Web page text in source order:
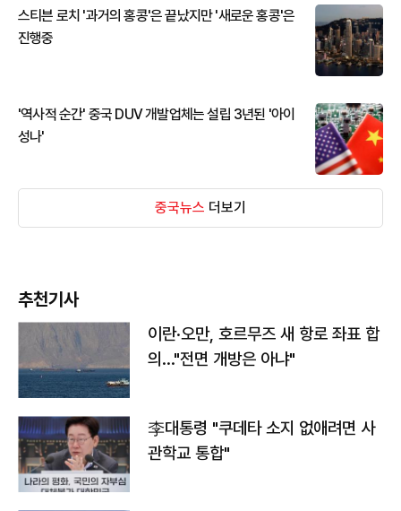
스티븐 로치 '과거의 홍콩'은 끝났지만 '새로운 홍콩'은
진행중
'역사적 순간' 중국 DUV 개발업체는 설립 3년된 '아이
성나'
중국뉴스 더보기
추천기사
이란·오만, 호르무즈 새 항로 좌표 합
의…"전면 개방은 아냐"
李대통령 "쿠데타 소지 없애려면 사
관학교 통합"